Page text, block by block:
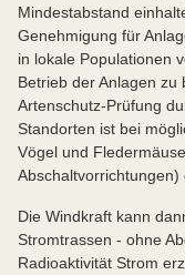
Mindestabstand
Genehmigung für
in lokale Populationen
Betrieb der Anlagen
Artenschutz-Prüfung
Standorten ist bei
Vögel und
Abschaltvorrichtungen)
Die Windkraft kann
Stromtrassen - ohne
Radioaktivität Strom